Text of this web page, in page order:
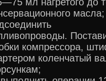
компрессора,
коленчатый